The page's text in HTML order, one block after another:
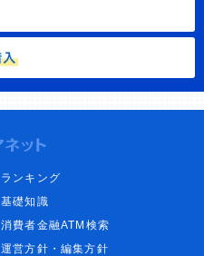
ランキング
基礎知識
消費者金融ATM検索
運営方針・編集方針